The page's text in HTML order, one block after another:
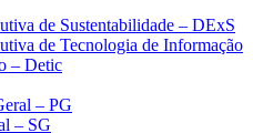
de Sustentabilidade – DExS
de Tecnologia de Informação
– Detic
– PG
– SG